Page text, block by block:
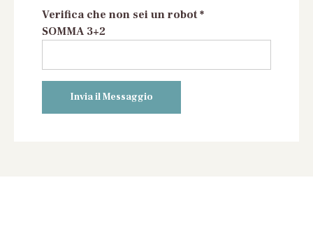
Verifica che non sei un robot *
SOMMA 3+2